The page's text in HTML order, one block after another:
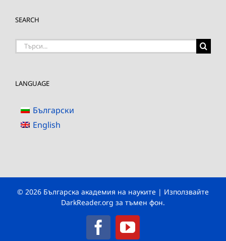
SEARCH
Търсене
LANGUAGE
Български
English
© 2026 Българска академия на науките | Използвайте
DarkReader.org за тъмен фон.
FacebookYouTube